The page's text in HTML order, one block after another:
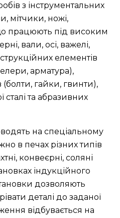
з інструментальних
мітчики, ножі,
працюють під високим
вали, осі, важелі,
елементів
арматура),
гайки, гвинти),
сталі та абразивних
на спеціальному
в печах різних типів
конвеєрні, соляні
індукційного
дозволяють
деталі до заданої
відбувається на